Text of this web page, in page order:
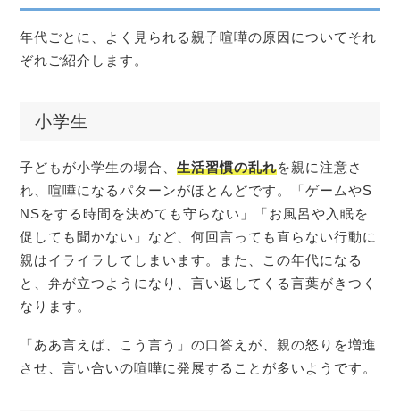
年代ごとに、よく見られる親子喧嘩の原因についてそれ
ぞれご紹介します。
小学生
子どもが小学生の場合、生活習慣の乱れを親に注意さ
れ、喧嘩になるパターンがほとんどです。「ゲームやS
NSをする時間を決めても守らない」「お風呂や入眠を
促しても聞かない」など、何回言っても直らない行動に
親はイライラしてしまいます。また、この年代になる
と、弁が立つようになり、言い返してくる言葉がきつく
なります。
「ああ言えば、こう言う」の口答えが、親の怒りを増進
させ、言い合いの喧嘩に発展することが多いようです。